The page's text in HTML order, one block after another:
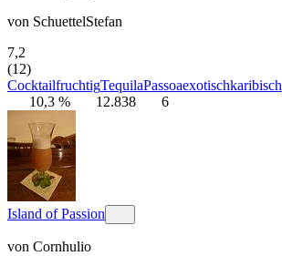
von SchuettelStefan
7,2
(12)
CocktailfruchtigTequilaPassoaexotischkaribisch
10,3 %
12.838 6
Island of Passion
von Cornhulio